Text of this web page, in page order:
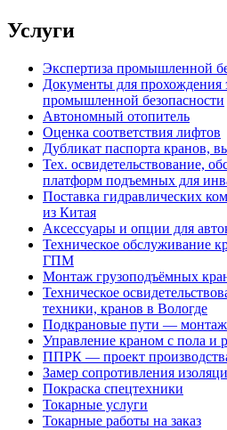
Услуги
Экспертиза промышленной
Документы для прохождения
промышленной безопасности
Автономный отопитель
Оценка соответствия лифтов
Дубликат паспорта кранов,
Тех. освидетельствование,
платформ подъемных для
Поставка гидравлических
из Китая
Аксессуары и опции для
Техническое обслуживание
ГПМ
Монтаж грузоподъёмных
Техническое
техники, кранов в Вологде
Подкрановые пути —
Управление краном с пола и
ППРК — проект
Замер сопротивления
Покраска спецтехники
Токарные услуги
Токарные работы на заказ